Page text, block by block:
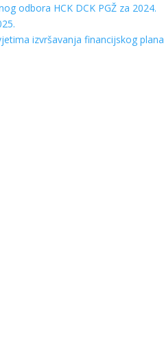
odbora HCK DCK PGŽ za 2024.
izvršavanja financijskog plana